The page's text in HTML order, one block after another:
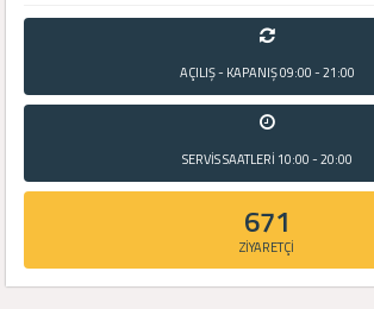
AÇILIŞ - KAPANIŞ09:00 - 21:00
SERVİS SAATLERİ 10:00 - 20:00
671
ZİYARETÇİ